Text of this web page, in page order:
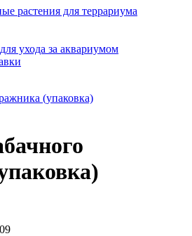
растения для террариума
ухода за аквариумом